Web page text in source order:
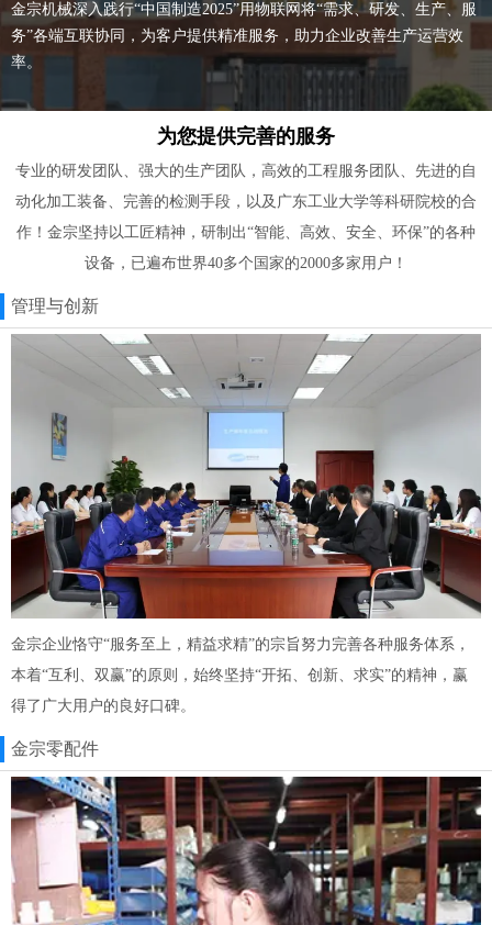
金宗机械深入践行“中国制造2025”用物联网将“需求、研发、生产、服
务”各端互联协同，为客户提供精准服务，助力企业改善生产运营效
率。
为您提供完善的服务
专业的研发团队、强大的生产团队，高效的工程服务团队、先进的自
动化加工装备、完善的检测手段，以及广东工业大学等科研院校的合
作！金宗坚持以工匠精神，研制出“智能、高效、安全、环保”的各种
设备，已遍布世界40多个国家的2000多家用户！
管理与创新
金宗企业恪守“服务至上，精益求精”的宗旨努力完善各种服务体系，
本着“互利、双赢”的原则，始终坚持“开拓、创新、求实”的精神，赢
得了广大用户的良好口碑。
金宗零配件